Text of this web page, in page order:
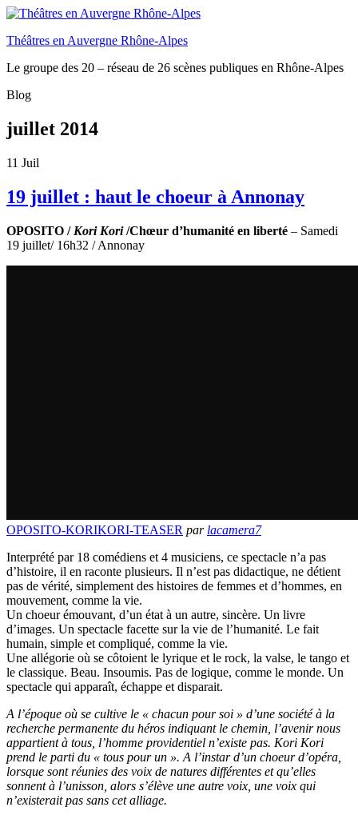
Théâtres en Auvergne Rhône-Alpes
Le groupe des 20 – réseau de 26 scènes publiques en Rhône-Alpes
Blog
juillet 2014
11 Juil
19 juillet : haut le choeur à Annonay
OPOSITO / Kori Kori/Chœur d’humanité en liberté – Samedi
19 juillet/ 16h32 / Annonay
OPOSITO-KORIKORI-TEASER par lacamera7
Interprété par 18 comédiens et 4 musiciens, ce spectacle n’a pas
d’histoire, il en raconte plusieurs. Il n’est pas didactique, ne détient
pas de vérité, simplement des histoires de femmes et d’hommes, en
mouvement, comme la vie.
Un choeur émouvant, d’un état à un autre, sincère. Un livre
d’images. Un spectacle facette sur la vie de l’humanité. Le fait
humain, simple et compliqué, comme la vie.
Une allégorie où se côtoient le lyrique et le rock, la valse, le tango et
le classique. Beau. Insoumis. Pas de logique, comme le monde. Un
spectacle qui apparaît, échappe et disparait.
A l’époque où se cultive le « chacun pour soi » d’une société à la
recherche permanente du héros indiquant le chemin, l’avenir nous
appartient à tous, l’homme providentiel n’existe pas. Kori Kori
prend le parti du « tous pour un ». A l’instar d’un choeur d’opéra,
lorsque sont réunies des voix de natures différentes et qu’elles
sonnent à l’unisson, alors s’élève une autre voix, une voix qui
n’existerait pas sans cet alliage.